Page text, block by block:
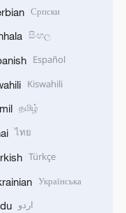
Српски
සිංහල
Español
Kiswahili
தமிழ்
ไทย
Türkçe
Українська
اردو